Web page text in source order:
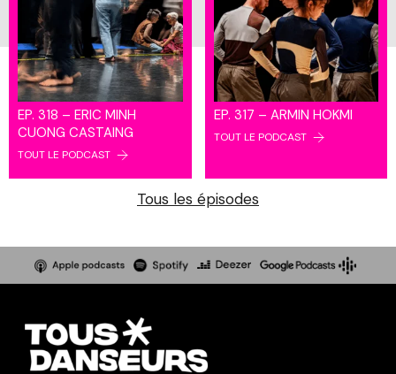
EP. 318 – ERIC MINH
CUONG CASTAING
TOUT LE PODCAST
EP. 317 – ARMIN HOKMI
TOUT LE PODCAST
Tous les épisodes